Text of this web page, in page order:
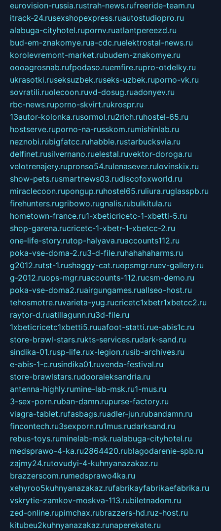
eurovision-russia.rustrah-news.rufreeride-team.ru
itrack-24.rusexshopexpress.ruautostudiopro.ru
alabuga-cityhotel.rupornv.ruatlantpereezd.ru
bud-em-znakomye.rua-cdc.ruelektrostal-news.ru
korolevremont-market.rubudem-znakomye.ru
oooagrosnab.rufpodaso.ruemfire.rupro-otdelky.ru
ukrasotki.ruseksuzbek.ruseks-uzbek.ruporno-vk.ru
sovratili.ruolecoon.ruvd-dosug.ruadonyev.ru
rbc-news.ruporno-skvirt.rukrospr.ru
13autor-kolonka.rusormol.ru2rich.ruhostel-65.ru
hostserve.ruporno-na-russkom.rumishinlab.ru
neznobi.rubigfatcc.ruhabble.rustarbucksvia.ru
delfinet.rusilvernano.ruelestal.ruvektor-doroga.ru
velotrenajery.rupronso54.rulenasever.rulovinskix.ru
show-pets.rusmartnews03.rudiscofoxworld.ru
miraclecoon.rupongup.ruhostel65.ruliura.ruglasspb.ru
firehunters.rugribowo.rugnalis.rubulkitula.ru
hometown-france.ru1-xbeticricetc-1-xbetti-5.ru
shop-garena.rucricetc-1-xbetr-1-xbetcc-2.ru
one-life-story.rutop-halyava.ruaccounts112.ru
poka-vse-doma-2.ru3-d-file.ruhahahaharms.ru
g2012.rutst-1.rushaggy-cat.ruopsmgr.ruev-gallery.ru
g-2012.ruops-mgr.ruaccounts-112.rucsm-demo.ru
poka-vse-doma2.ruairgungames.ruallseo-host.ru
tehosmotre.ruvarieta-yug.rucricetc1xbetr1xbetcc2.ru
raytor-d.ruatillagunn.ru3d-file.ru
1xbeticricetc1xbetti5.ruuafoot-statti.rue-abis1c.ru
store-brawl-stars.rukts-services.rudark-sand.ru
sindika-01.rusp-life.rux-legion.rusib-archives.ru
e-abis-1-c.rusindika01.ruvenda-festival.ru
store-brawlstars.rudooraleksandria.ru
antenna-highly.rumine-lab-msk.ru1-mus.ru
3-sex-porn.ruban-damn.rupurse-factory.ru
viagra-tablet.rufasbags.ruadler-jun.rubandamn.ru
fincontech.ru3sexporn.ru1mus.rudarksand.ru
rebus-toys.ruminelab-msk.rualabuga-cityhotel.ru
medsprawo-4-ka.ru2864420.rublagodarenie-spb.ru
zajmy24.rutovudyi-4-kuhnyanazakaz.ru
brazzerscom.rumedsprawo4ka.ru
xehyroo5kuhnyanazakaz.rufabrikayfabrikaefabrika.ru
vskrytie-zamkov-moskva-113.rubiletnadom.ru
zed-online.rupimchax.rubrazzers-hd.ruz-host.ru
kitubeu2kuhnyanazakaz.runaperekate.ru